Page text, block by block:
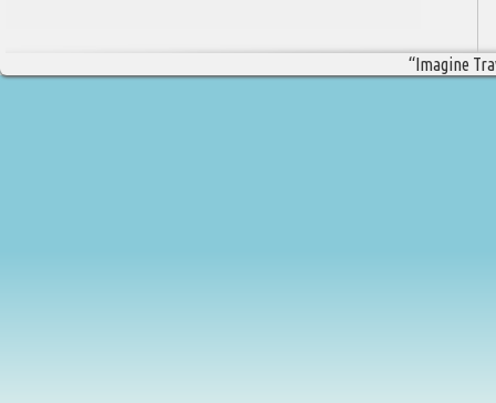
“Imagine